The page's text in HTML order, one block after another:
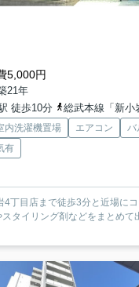
5,000円
21年
徒歩10分
総武本線「新小
内洗濯機置場 エアコン
バ
有
4丁目店まで徒歩3分と近場に
タイリング剤などをまとめて